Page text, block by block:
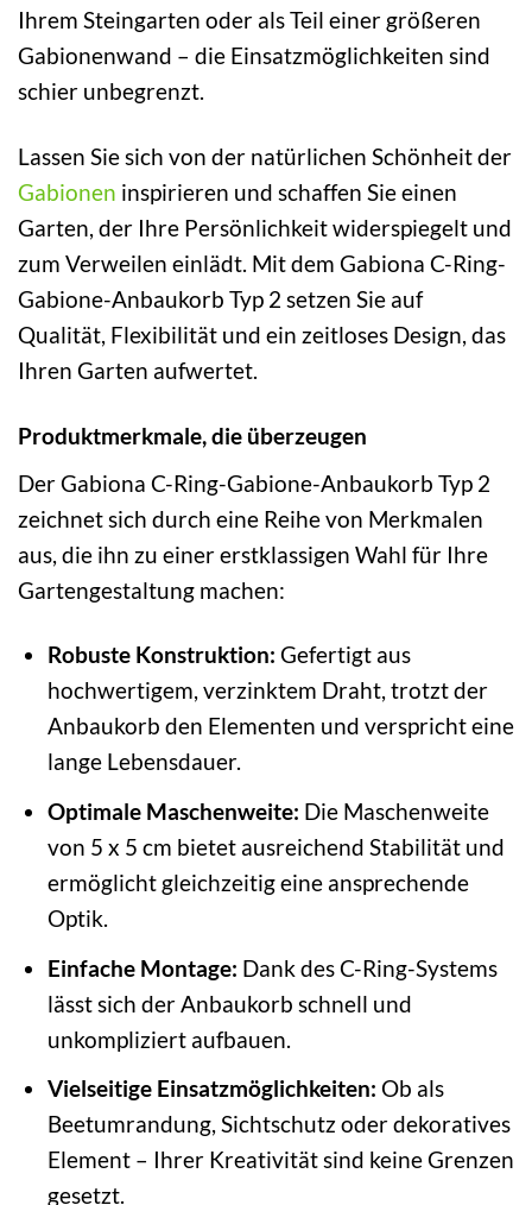
Ihrem Steingarten oder als Teil einer größeren
Gabionenwand – die Einsatzmöglichkeiten sind
schier unbegrenzt.
Lassen Sie sich von der natürlichen Schönheit der
Gabionen inspirieren und schaffen Sie einen
Garten, der Ihre Persönlichkeit widerspiegelt und
zum Verweilen einlädt. Mit dem Gabiona C-Ring-
Gabione-Anbaukorb Typ 2 setzen Sie auf
Qualität, Flexibilität und ein zeitloses Design, das
Ihren Garten aufwertet.
Produktmerkmale, die überzeugen
Der Gabiona C-Ring-Gabione-Anbaukorb Typ 2
zeichnet sich durch eine Reihe von Merkmalen
aus, die ihn zu einer erstklassigen Wahl für Ihre
Gartengestaltung machen:
Robuste Konstruktion: Gefertigt aus
hochwertigem, verzinktem Draht, trotzt der
Anbaukorb den Elementen und verspricht eine
lange Lebensdauer.
Optimale Maschenweite: Die Maschenweite
von 5 x 5 cm bietet ausreichend Stabilität und
ermöglicht gleichzeitig eine ansprechende
Optik.
Einfache Montage: Dank des C-Ring-Systems
lässt sich der Anbaukorb schnell und
unkompliziert aufbauen.
Vielseitige Einsatzmöglichkeiten: Ob als
Beetumrandung, Sichtschutz oder dekoratives
Element – Ihrer Kreativität sind keine Grenzen
gesetzt.